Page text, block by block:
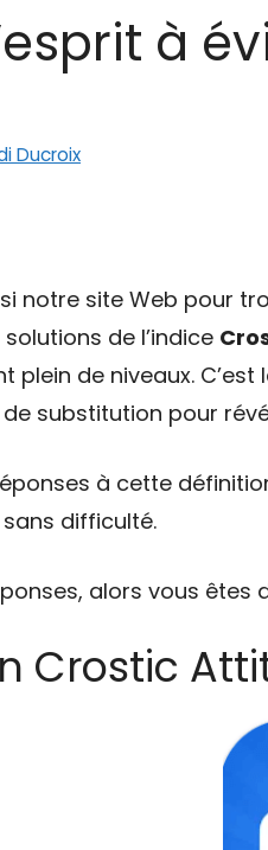
à
Ducroix
notre site Web pour
de l’indice
plein de niveaux.
substitution pour
à cette
difficulté.
alors vous êtes
Crostic